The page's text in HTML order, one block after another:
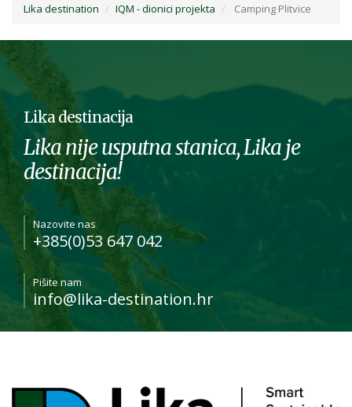
Lika destination IQM - dionici projekta Camping Plitvice
Lika destinacija
Lika nije usputna stanica, Lika je
destinacija!
Nazovite nas
+385(0)53 647 042
Pišite nam
info@lika-destination.hr